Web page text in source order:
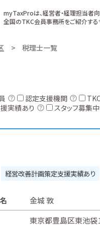
myTaxProは、経営者・経理担当者
全国のTKC会員事務所をご紹介する
税理士一覧
認定支援機関
実績あり
スタッフ募集中
経営改善計画策定支援実績あり
金城 敦
東京都豊島区東池袋